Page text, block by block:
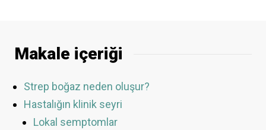
Makale içeriği
Strep boğaz neden oluşur?
Hastalığın klinik seyri
Lokal semptomlar